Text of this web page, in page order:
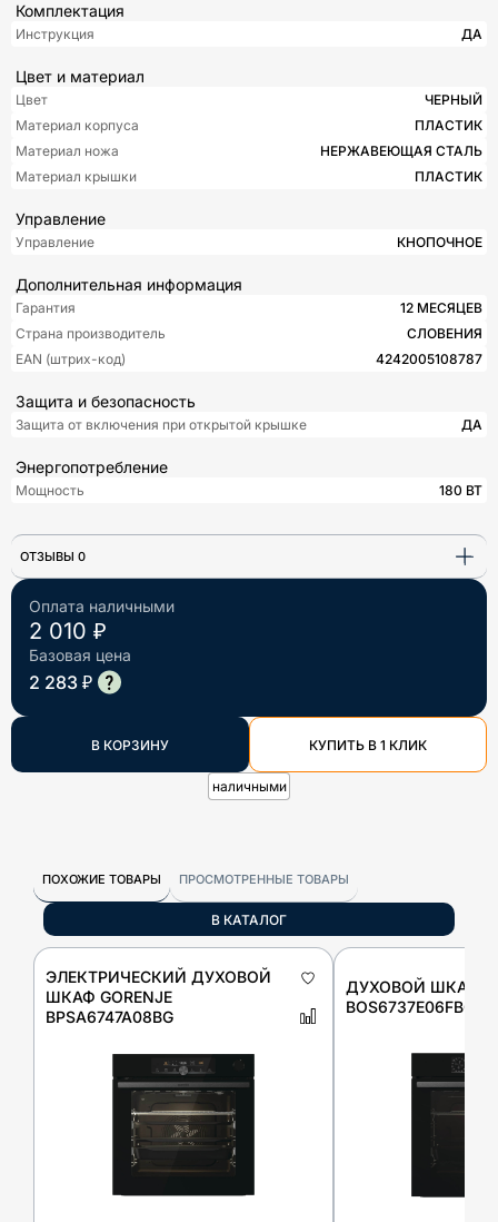
Оплата наличными
2 010 ₽
Базовая цена
2 283 ₽
В КОРЗИНУ КУПИТЬ В 1 КЛИК
наличными
Комплектация
Инструкция ДА
Цвет и материал
Цвет
ЧЕРНЫЙ
Материал корпуса
ПЛАСТИК
Материал ножа
НЕРЖАВЕЮЩАЯ СТАЛЬ
Материал крышки
ПЛАСТИК
Управление
Управление КНОПОЧНОЕ
Дополнительная информация
Гарантия
12 МЕСЯЦЕВ
Страна производитель
СЛОВЕНИЯ
EAN (штрих-код)
4242005108787
Защита и безопасность
Защита от включения при открытой крышке ДА
Энергопотребление
Мощность 180 ВТ
ОТЗЫВЫ 0
ПОХОЖИЕ ТОВАРЫ ПРОСМОТРЕННЫЕ ТОВАРЫ
В КАТАЛОГ
ЭЛЕКТРИЧЕСКИЙ ДУХОВОЙ
ШКАФ GORENJE
BPSA6747A08BG
ДУХОВОЙ ШКАФ
BOS6737E06FBG